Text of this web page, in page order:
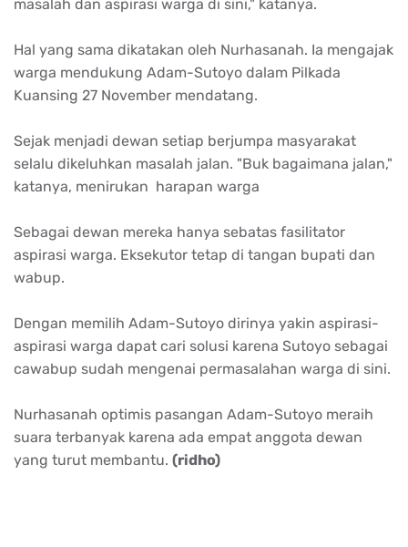
masalah dan aspirasi warga di sini," katanya.
Hal yang sama dikatakan oleh Nurhasanah. Ia mengajak
warga mendukung Adam-Sutoyo dalam Pilkada
Kuansing 27 November mendatang.
Sejak menjadi dewan setiap berjumpa masyarakat
selalu dikeluhkan masalah jalan. "Buk bagaimana jalan,"
katanya, menirukan harapan warga
Sebagai dewan mereka hanya sebatas fasilitator
aspirasi warga. Eksekutor tetap di tangan bupati dan
wabup.
Dengan memilih Adam-Sutoyo dirinya yakin aspirasi-
aspirasi warga dapat cari solusi karena Sutoyo sebagai
cawabup sudah mengenai permasalahan warga di sini.
Nurhasanah optimis pasangan Adam-Sutoyo meraih
suara terbanyak karena ada empat anggota dewan
yang turut membantu. (ridho)